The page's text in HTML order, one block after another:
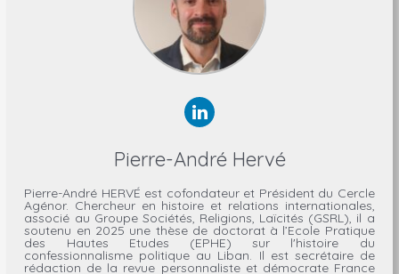
Pierre-André Hervé
Pierre-André HERVÉ est cofondateur et Président du Cercle
Agénor. Chercheur en histoire et relations internationales,
associé au Groupe Sociétés, Religions, Laïcités (GSRL), il a
soutenu en 2025 une thèse de doctorat à l’Ecole Pratique
des Hautes Etudes (EPHE) sur l'histoire du
confessionnalisme politique au Liban. Il est secrétaire de
rédaction de la revue personnaliste et démocrate France